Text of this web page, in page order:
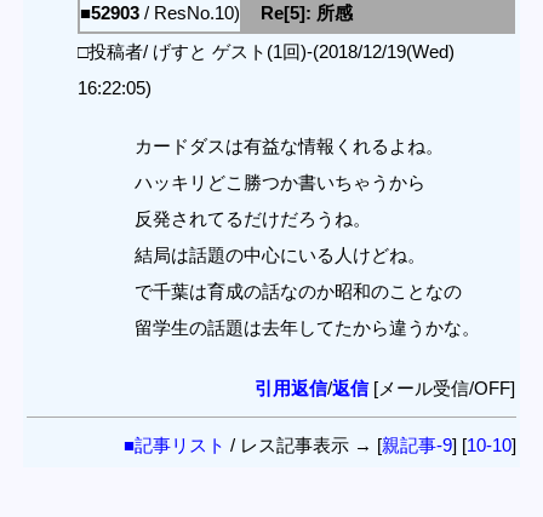
■52903 / ResNo.10)
Re[5]: 所感
□投稿者/ げすと ゲスト(1回)-(2018/12/19(Wed)
16:22:05)
カードダスは有益な情報くれるよね。
ハッキリどこ勝つか書いちゃうから
反発されてるだけだろうね。
結局は話題の中心にいる人けどね。
で千葉は育成の話なのか昭和のことなの
留学生の話題は去年してたから違うかな。
引用返信/返信[メール受信/OFF]
■記事リスト / レス記事表示 → [親記事-9] [10-10]